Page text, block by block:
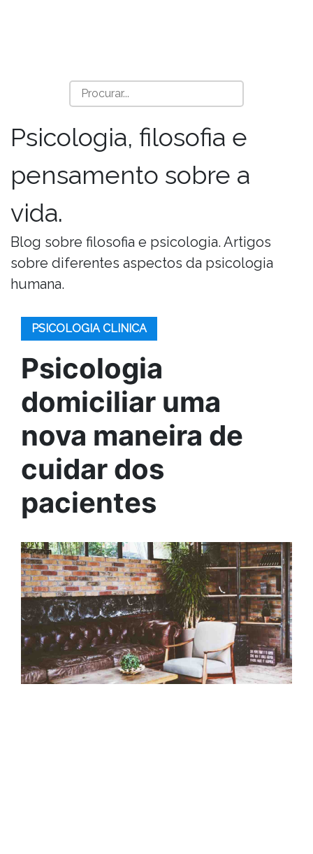
Psicologia, filosofia e
pensamento sobre a
vida.
Blog sobre filosofia e psicologia. Artigos
sobre diferentes aspectos da psicologia
humana.
PSICOLOGIA CLINICA
Psicologia
domiciliar uma
nova maneira de
cuidar dos
pacientes